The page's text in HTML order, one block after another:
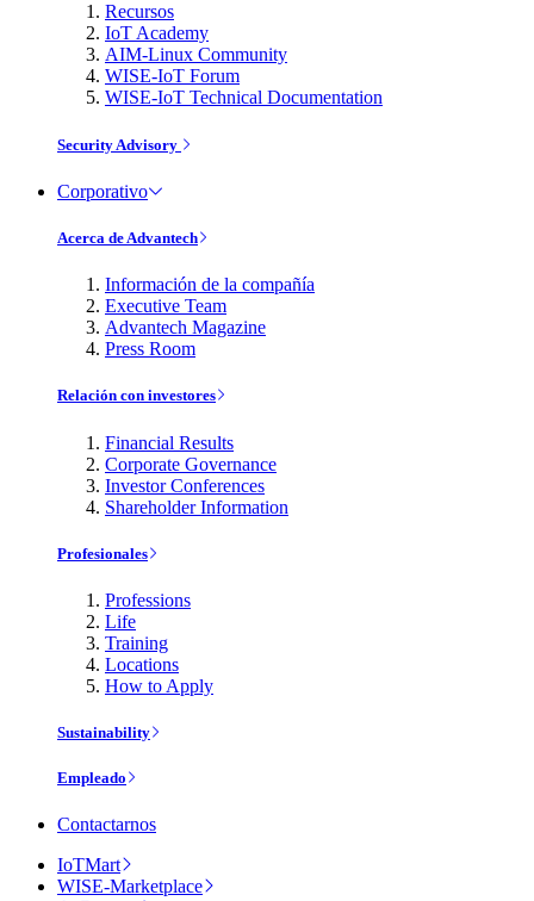
Recursos
IoT Academy
AIM-Linux Community
WISE-IoT Forum
WISE-IoT Technical Documentation
Security Advisory
Corporativo
Acerca de Advantech
Información de la compañía
Executive Team
Advantech Magazine
Press Room
Relación con investores
Financial Results
Corporate Governance
Investor Conferences
Shareholder Information
Profesionales
Professions
Life
Training
Locations
How to Apply
Sustainability
Empleado
Contactarnos
IoTMart
WISE-Marketplace